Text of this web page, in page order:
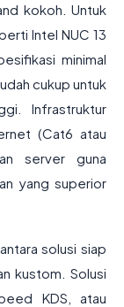
kokoh. Untuk
Intel NUC 13
minimal
cukup untuk
Infrastruktur
(Cat6 atau
server guna
yang superior
solusi siap
kustom. Solusi
KDS, atau